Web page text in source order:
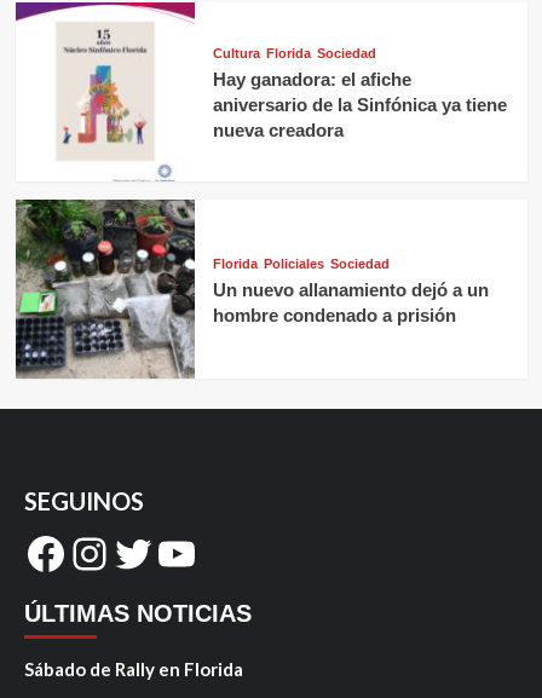
Cultura Florida Sociedad
Hay ganadora: el afiche
aniversario de la Sinfónica ya tiene
nueva creadora
Florida Policiales Sociedad
Un nuevo allanamiento dejó a un
hombre condenado a prisión
SEGUINOS
Facebook
Instagram
Twitter
YouTube
ÚLTIMAS NOTICIAS
Sábado de Rally en Florida